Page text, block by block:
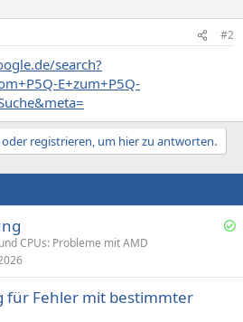
#2
search?
E+zum+P5Q-
registrieren, um hier zu antworten.
ö
CPUs: Probleme mit AMD
für Fehler mit bestimmter